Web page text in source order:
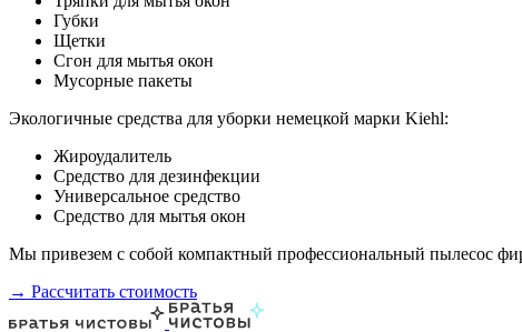
Губки
Щетки
Сгон для мытья окон
Мусорные пакеты
Экологичные средства для уборки немецкой марки Kiehl:
Жироудалитель
Средство для дезинфекции
Универсальное средство
Средство для мытья окон
Мы привезем с собой компактный профессиональный пылесос
→ Рассчитать стоимость